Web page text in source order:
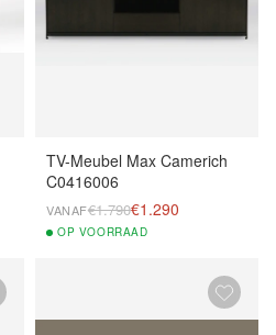
TV-Meubel Max Camerich
C0416006
VANAF€1.790€1.290
OP VOORRAAD